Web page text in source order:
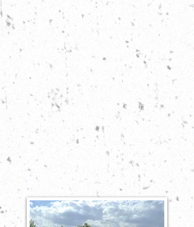
תורמים יקרים,
תודה רבה לכם על התמיכה בצהלי
ובעשייה החינוכית שלנו.
תרומתכם תעזור לנו לקדם את החזון
שלנו, ולאפשר לנערות רבות נוספות
להגיע מוכנות לשירותן הצבאי.
לעמותה אישור מס הכנסה לענייני
תרומות לפי סעיף 46 לפקודת מס
ההכנסה, אישור ניהול תקין, אישור
על ניהול ספרי חשבונות ואישור על
ניכוי מס במקור.
כמו כן ניתן גם לתרום במטבע זר.